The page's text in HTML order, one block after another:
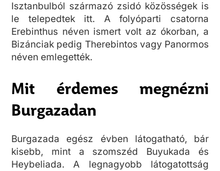
Isztanbulból származó zsidó közösségek is
le telepedtek itt. A folyóparti csatorna
Erebinthus néven ismert volt az ókorban, a
Bizánciak pedig Therebintos vagy Panormos
néven emlegették.
Mit érdemes megnézni
Burgazadan
Burgazada egész évben látogatható, bár
kisebb, mint a szomszéd Buyukada és
Heybeliada. A legnagyobb látogatottság